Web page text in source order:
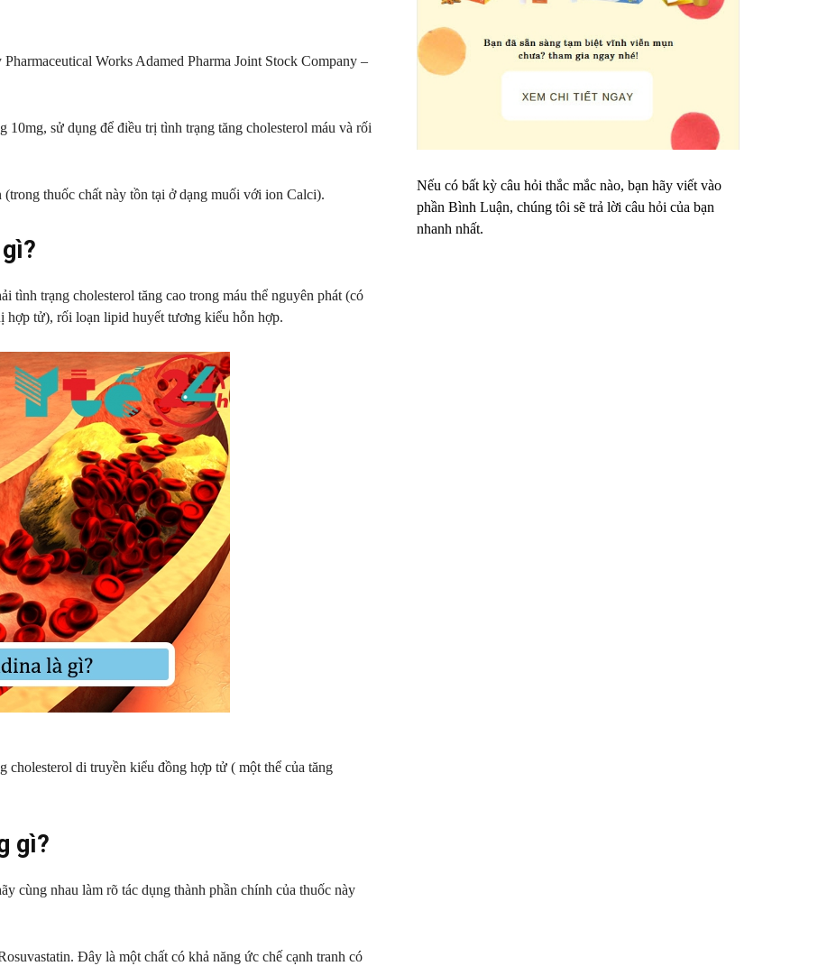
Works Adamed Pharma Joint Stock Company –
sử dụng để điều trị tình trạng tăng cholesterol máu và rối
thuốc chất này tồn tại ở dạng muối với ion Calci).
tình trạng cholesterol tăng cao trong máu thể nguyên phát (có
hợp tử), rối loạn lipid huyết tương kiểu hỗn hợp.
di truyền kiểu đồng hợp tử ( một thể của tăng
gì?
cùng nhau làm rõ tác dụng thành phần chính của thuốc này
Đây là một chất có khả năng ức chế cạnh tranh có
Nếu có bất kỳ câu hỏi thắc mắc nào, bạn hãy viết vào
phần Bình Luận, chúng tôi sẽ trả lời câu hỏi của bạn
nhanh nhất.